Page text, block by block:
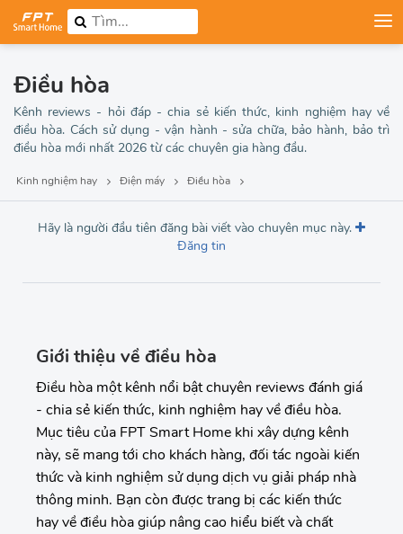
Điều hòa
Kênh reviews - hỏi đáp - chia sẻ kiến thức, kinh nghiệm hay về
điều hòa. Cách sử dụng - vận hành - sửa chữa, bảo hành, bảo trì
điều hòa mới nhất 2026 từ các chuyên gia hàng đầu.
Kinh nghiệm hay Điện máy Điều hòa
Hãy là người đầu tiên đăng bài viết vào chuyên mục này.
Đăng tin
Giới thiệu về điều hòa
Điều hòa một kênh nổi bật chuyên reviews đánh giá
- chia sẻ kiến thức, kinh nghiệm hay về điều hòa.
Mục tiêu của FPT Smart Home khi xây dựng kênh
này, sẽ mang tới cho khách hàng, đối tác ngoài kiến
thức và kinh nghiệm sử dụng dịch vụ giải pháp nhà
thông minh. Bạn còn được trang bị các kiến thức
hay về điều hòa giúp nâng cao hiểu biết và chất